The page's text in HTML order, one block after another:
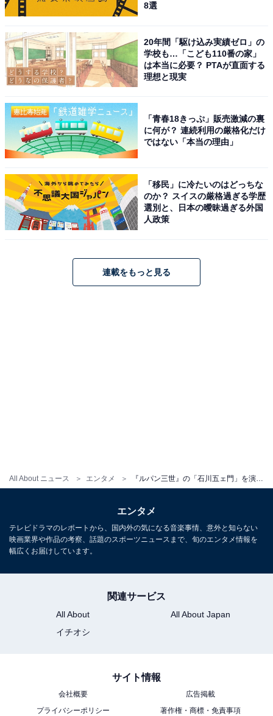
All About ニュース エンタメ
第1位：「綾野剛」さん（31票）
2014年に公開された実写版映画『ルパン三世』で、石川
五ェ門役を演じた綾野剛さんが1位を獲得しました。
した（43歳男性）」「一度実写映画化された時の雰囲気
がはまりすぎていたので、この方以外考えられません
（36歳女性）」など、実際に演じた姿が五ェ門のイメー
また、「無感情な感じがよい（54歳男性）」「殺陣も上
手で寡黙な侍役が似合うと思います（32歳男性）」「切
8選
20年間「駆け込み実績ゼロ」の
学校も…「こども110番の家」
は本当に必要？ PTAが直面する
理想と現実
「青春18きっぷ」販売激減の裏
に何が？ 連続利用の厳格化だけ
ではない「本当の理由」
「移民」に冷たいのはどっちな
のか？ スイスの厳格過ぎる学歴
選別と、日本の曖昧過ぎる外国
人政策
連載をもっと見る
エンタメ
テレビドラマのレポートから、国内外の気になる音楽事情、意外と知らない
映画業界や作品の考察、話題のスポーツニュースまで、旬のエンタメ情報を
幅広くお届けしています。
関連サービス
All About
All About Japan
イチオシ
サイト情報
会社概要
広告掲載
プライバシーポリシー
著作権・商標・免責事項